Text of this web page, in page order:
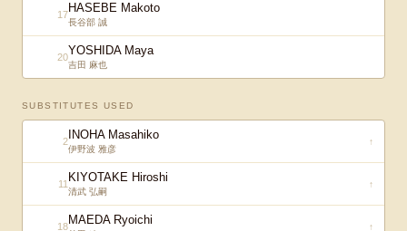
17HASEBE Makoto
長谷部 誠
20YOSHIDA Maya
吉田 麻也
SUBSTITUTES USED
2 INOHA Masahiko
伊野波 雅彦
↑
11 KIYOTAKE Hiroshi
清武 弘嗣
↑
18MAEDA Ryoichi ↑